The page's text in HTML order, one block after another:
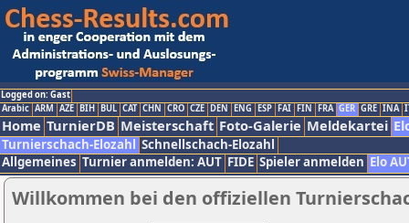
Logged on: Gast
Arabic ARM AZE BIH BUL CAT CHN CRO CZE DEN ENG ESP FAI FIN FRA GER GRE INA
Home TurnierDB Meisterschaft Foto-Galerie Meldekartei
Turnierschach-Elozahl Schnellschach-Elozahl
Allgemeines Turnier anmelden: AUT FIDE Spieler anmelden Elo
Willkommen bei den offiziellen